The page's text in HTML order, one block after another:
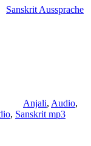
Sanskrit Aussprache
Anjali, Audio,
, Sanskrit mp3